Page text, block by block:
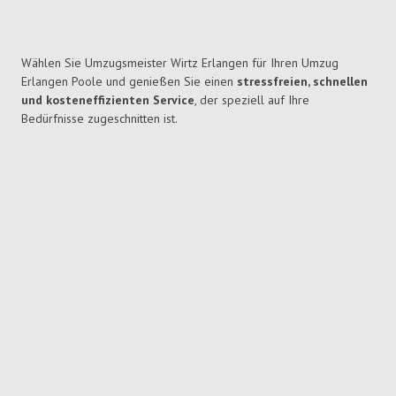
Wählen Sie Umzugsmeister Wirtz Erlangen für Ihren Umzug
Erlangen Poole und genießen Sie einen stressfreien, schnellen
und kosteneffizienten Service, der speziell auf Ihre
Bedürfnisse zugeschnitten ist.